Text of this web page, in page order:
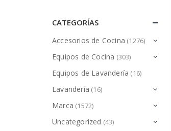
CATEGORÍAS
Accesorios de Cocina (1276)
Equipos de Cocina (303)
Equipos de Lavandería (16)
Lavandería (16)
Marca (1572)
Uncategorized (43)